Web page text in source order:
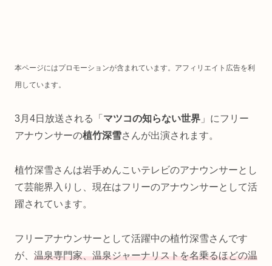
本ページにはプロモーションが含まれています。アフィリエイト広告を利
用しています。
3月4日放送される「 マツコの知らない世界 」にフリー
アナウンサーの植竹深雪さんが出演されます。
植竹深雪さんは岩手めんこいテレビのアナウンサーとし
て芸能界入りし、現在はフリーのアナウンサーとして活
躍されています。
フリーアナウンサーとして活躍中の植竹深雪さんです
が、 温泉専門家、温泉ジャーナリストを名乗るほどの温